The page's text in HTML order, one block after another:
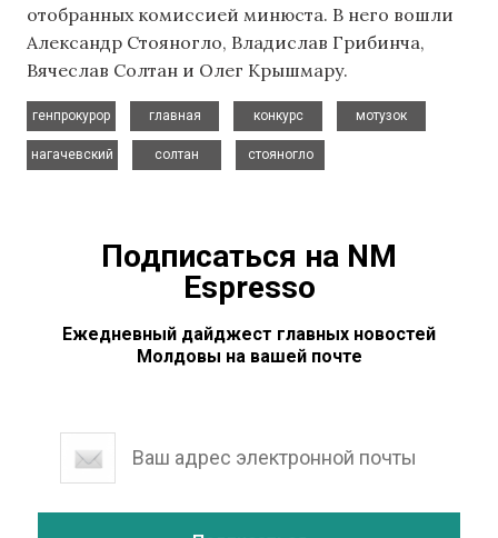
отобранных комиссией минюста. В него вошли
Александр Стояногло, Владислав Грибинча,
Вячеслав Солтан и Олег Крышмару.
генпрокурор
главная
конкурс
мотузок
нагачевский
солтан
стояногло
Подписаться на NM
Espresso
Ежедневный дайджест главных новостей
Молдовы на вашей почте